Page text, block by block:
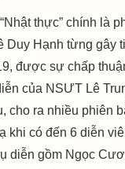
thực” chính là
Duy Hạnh từng
được sự chấp
của NSƯT Lê
ra nhiều phiên
có đến 6 diễn
diễn gồm Ngọc